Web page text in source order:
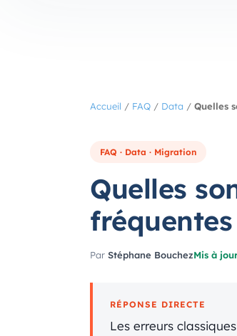
Accueil / FAQ / Data / Quelles
FAQ · Data · Migration
Quelles
Par Stéphane BouchezMis à
RÉPONSE DIRECTE
Les erreurs